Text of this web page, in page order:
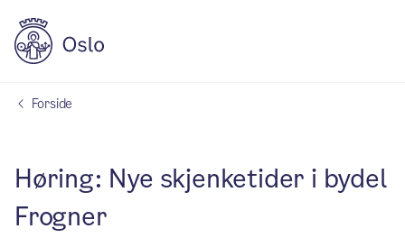
Forside
Høring: Nye skjenketider i bydel
Frogner